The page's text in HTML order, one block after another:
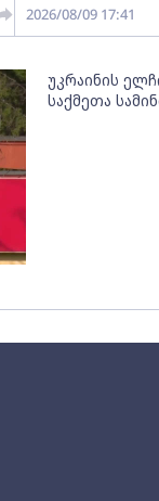
2026/08/09 17:41
უკრაინის
საქმეთა